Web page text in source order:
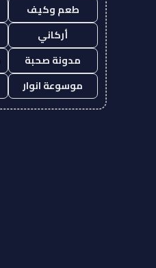
طعم وكيف
أركاني
مدونة صحبة
موسوعة انوار